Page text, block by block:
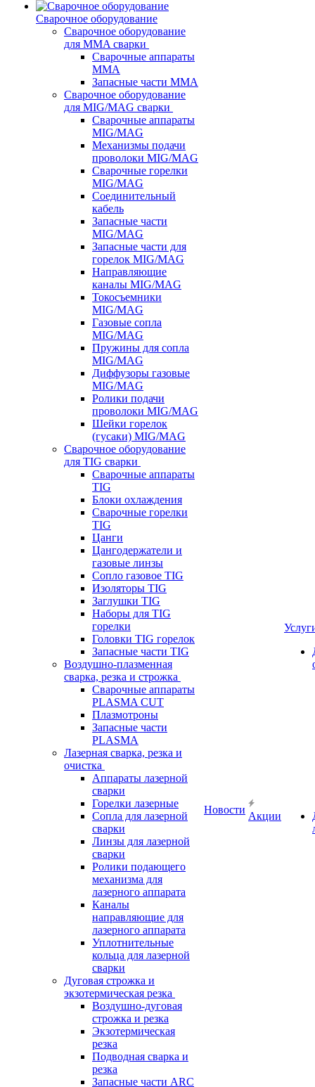
Сварочное оборудование
Сварочное оборудование
для MMA сварки
Сварочные аппараты
MMA
Запасные части MMA
Сварочное оборудование
для MIG/MAG сварки
Сварочные аппараты
MIG/MAG
Механизмы подачи
проволоки MIG/MAG
Сварочные горелки
MIG/MAG
Соединительный
кабель
Запасные части
MIG/MAG
Запасные части для
горелок MIG/MAG
Направляющие
каналы MIG/MAG
Токосъемники
MIG/MAG
Газовые сопла
MIG/MAG
Пружины для сопла
MIG/MAG
Диффузоры газовые
MIG/MAG
Ролики подачи
проволоки MIG/MAG
Шейки горелок
(гусаки) MIG/MAG
Сварочное оборудование
для TIG сварки
Сварочные аппараты
TIG
Блоки охлаждения
Сварочные горелки
TIG
Цанги
Цангодержатели и
газовые линзы
Сопло газовое TIG
Изоляторы TIG
Заглушки TIG
Наборы для TIG
горелки
Головки TIG горелок
Запасные части TIG
Воздушно-плазменная
сварка, резка и строжка
Сварочные аппараты
PLASMA CUT
Плазмотроны
Запасные части
PLASMA
Лазерная сварка, резка и
очистка
Аппараты лазерной
сварки
Горелки лазерные
Сопла для лазерной
сварки
Линзы для лазерной
сварки
Ролики подающего
механизма для
лазерного аппарата
Каналы
направляющие для
лазерного аппарата
Уплотнительные
кольца для лазерной
сварки
Дуговая строжка и
экзотермическая резка
Воздушно-дуговая
строжка и резка
Экзотермическая
резка
Подводная сварка и
резка
Запасные части ARC
Новости
Акции